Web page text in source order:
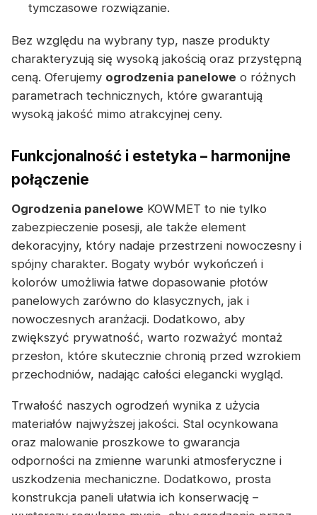
tymczasowe rozwiązanie.
Bez względu na wybrany typ, nasze produkty
charakteryzują się wysoką jakością oraz przystępną
ceną. Oferujemy ogrodzenia panelowe o różnych
parametrach technicznych, które gwarantują
wysoką jakość mimo atrakcyjnej ceny.
Funkcjonalność i estetyka – harmonijne
połączenie
Ogrodzenia panelowe KOWMET to nie tylko
zabezpieczenie posesji, ale także element
dekoracyjny, który nadaje przestrzeni nowoczesny i
spójny charakter. Bogaty wybór wykończeń i
kolorów umożliwia łatwe dopasowanie płotów
panelowych zarówno do klasycznych, jak i
nowoczesnych aranżacji. Dodatkowo, aby
zwiększyć prywatność, warto rozważyć montaż
przesłon, które skutecznie chronią przed wzrokiem
przechodniów, nadając całości elegancki wygląd.
Trwałość naszych ogrodzeń wynika z użycia
materiałów najwyższej jakości. Stal ocynkowana
oraz malowanie proszkowe to gwarancja
odporności na zmienne warunki atmosferyczne i
uszkodzenia mechaniczne. Dodatkowo, prosta
konstrukcja paneli ułatwia ich konserwację –